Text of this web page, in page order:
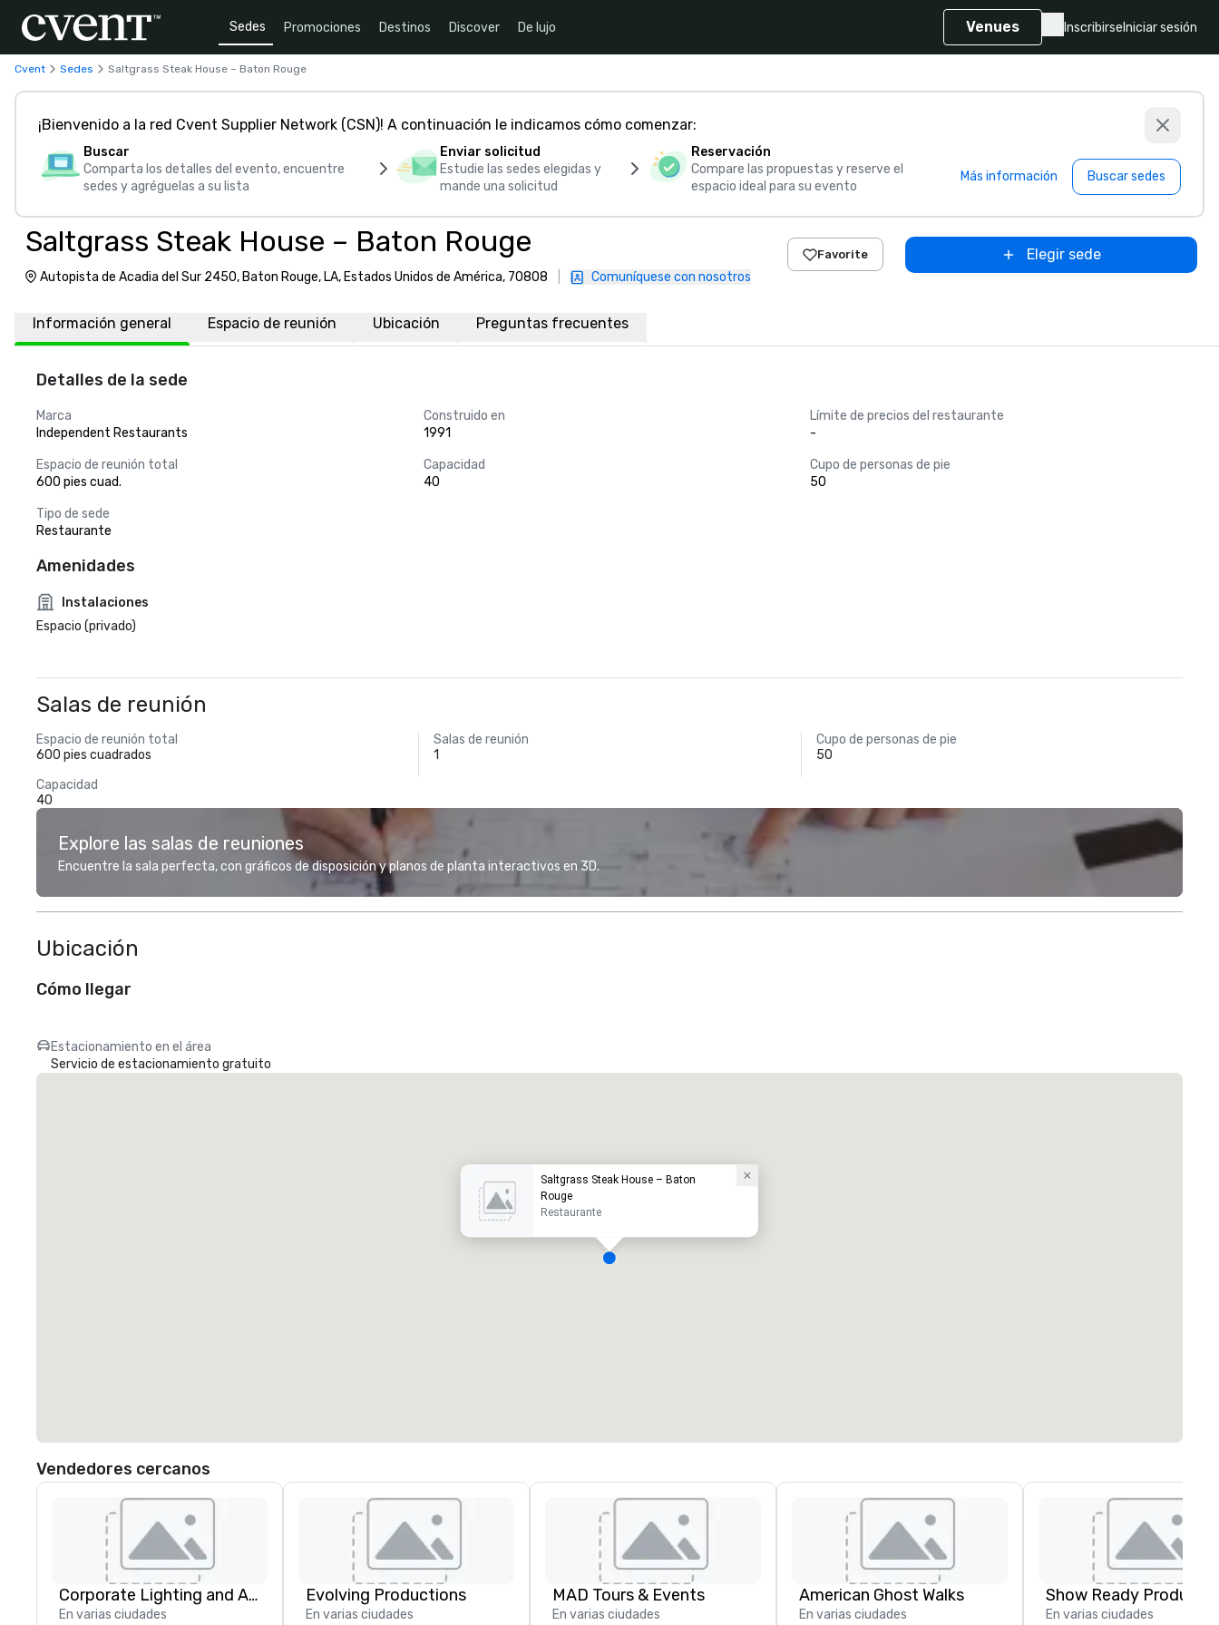
Sedes Promociones Destinos Discover De lujo Venues Inscribirse Iniciar sesión
Cvent Sedes Saltgrass Steak House – Baton Rouge
¡Bienvenido a la red Cvent Supplier Network (CSN)! A continuación le indicamos cómo comenzar:
Buscar
Comparta los detalles del evento, encuentre
sedes y agréguelas a su lista
Enviar solicitud
Estudie las sedes elegidas y
mande una solicitud
Reservación
Compare las propuestas y reserve el
espacio ideal para su evento
Más información Buscar sedes
Saltgrass Steak House – Baton Rouge
Autopista de Acadia del Sur 2450, Baton Rouge, LA, Estados Unidos de América, 70808 Comuníquese con nosotros
Favorite Elegir sede
Información general Espacio de reunión Ubicación Preguntas frecuentes
Detalles de la sede
Marca
Independent Restaurants
Construido en
1991
Límite de precios del restaurante
-
Espacio de reunión total
600 pies cuad.
Capacidad
40
Cupo de personas de pie
50
Tipo de sede
Restaurante
Amenidades
Instalaciones
Espacio (privado)
Salas de reunión
Espacio de reunión total
600 pies cuadrados
Salas de reunión
1
Cupo de personas de pie
50
Capacidad
40
Explore las salas de reuniones
Encuentre la sala perfecta, con gráficos de disposición y planos de planta interactivos en 3D.
Ubicación
Cómo llegar
Estacionamiento en el área
Servicio de estacionamiento gratuito
Saltgrass Steak House – Baton
Rouge
Restaurante
Vendedores cercanos
Corporate Lighting and Audio
En varias ciudades
Evolving Productions
En varias ciudades
MAD Tours & Events
En varias ciudades
American Ghost Walks
En varias ciudades
Show Ready
En varias ciudades